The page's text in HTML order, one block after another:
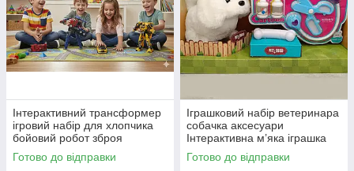
Інтерактивний трансформер
ігровий набір для хлопчика
бойовий робот зброя
машинка 2 види Оптімус
Прайм Бамблбі
Готово до відправки
Іграшковий набір ветеринара
собачка аксесуари
Інтерактивна м’яка іграшка
Щеня Плюшевий улюбленець
ходить гавкає
Готово до відправки